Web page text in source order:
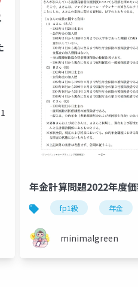
年金計算問題2022年度
fp1級 年金
minimalgreen